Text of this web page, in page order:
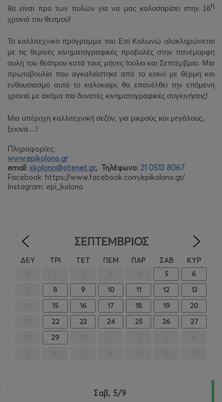
θα είναι προ των πυλών για να μας καλοσορίσει στην 16η
χρονιά του θεσμού!
Το καλλιτεχνικό πρόγραμμα του Επί Κολωνώ ολοκληρώνεται
με τις θερινές κινηματογραφικές προβολές στην πανέμορφη
αυλή του θεάτρου κατά τους μήνες Ιούλιο και Σεπτέμβριο. Μία
πρωτοβουλία που αγκαλιάστηκε από το κοινό με θέρμη και
ενθουσιασμό αυτό το καλοκαίρι, θα επανέλθει την επόμενη
χρονιά με ακόμα πιο δυνατές κινηματογραφικές συγκινήσεις!
Μια υπέροχη καλλιτεχνική σεζόν, για μικρούς και μεγάλους,
ξεκινά…!
Πληροφορίες:
www.epikolono.gr
email: xkolono@otenet.gr, Τηλέφωνο: 21 0513 8067
Facebook: https://www.facebook.com/epikolono.gr/
Instagram: epi_kolono
ΣΕΠΤΈΜΒΡΙΟΣ
ΔΕΥ ΤΡΙ ΤΕΤ ΠΕΜ ΠΑΡ ΣΑΒ ΚΥΡ
5
6
8 9 10 11 12
13
15 16 17 18 19
20
22 23 24 25 26
27
29
Σαβ, 5/9